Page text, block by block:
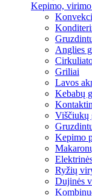
Kepimo, virimo
Anglies
Griliai
Lavos
Kebabų
Viščiukų
Kepimo
Ryžių
Dujinės